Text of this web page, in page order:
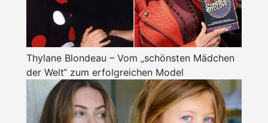
Thylane Blondeau – Vom „schönsten Mädchen
der Welt“ zum erfolgreichen Model